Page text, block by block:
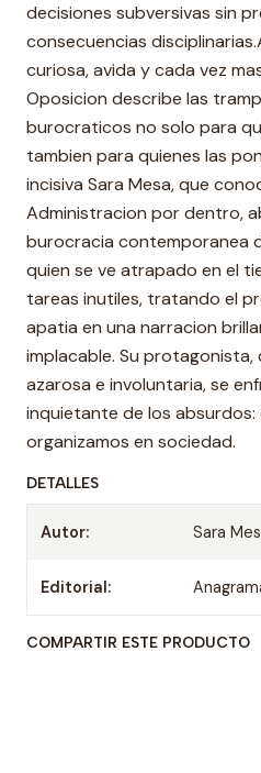
decisiones subversivas sin
consecuencias
curiosa, avida y cada vez
Oposicion describe las
burocraticos no solo para
tambien para quienes las
incisiva Sara Mesa, que
Administracion por dentro,
burocracia contemporanea
quien se ve atrapado en el
tareas inutiles, tratando el
apatia en una narracion
implacable. Su protagonista,
azarosa e involuntaria, se
inquietante de los absurdos:
organizamos en sociedad.
DETALLES
Autor: Sara
Editorial:
COMPARTIR ESTE PRODUCTO